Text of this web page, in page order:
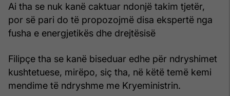
Ai tha se nuk kanë caktuar ndonjë takim tjetër,
por së pari do të propozojmë disa ekspertë nga
fusha e energjetikës dhe drejtësisë
Filipçe tha se kanë biseduar edhe për ndryshimet
kushtetuese, mirëpo, siç tha, në këtë temë kemi
mendime të ndryshme me Kryeministrin.